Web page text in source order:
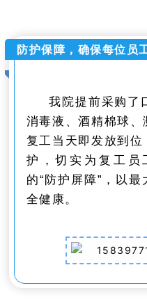
防护保障，确保每位员
我院提前采购了
消毒液、酒精棉球、
复工当天即发放到
护，切实为复工员
的“防护屏障”，以
全健康。